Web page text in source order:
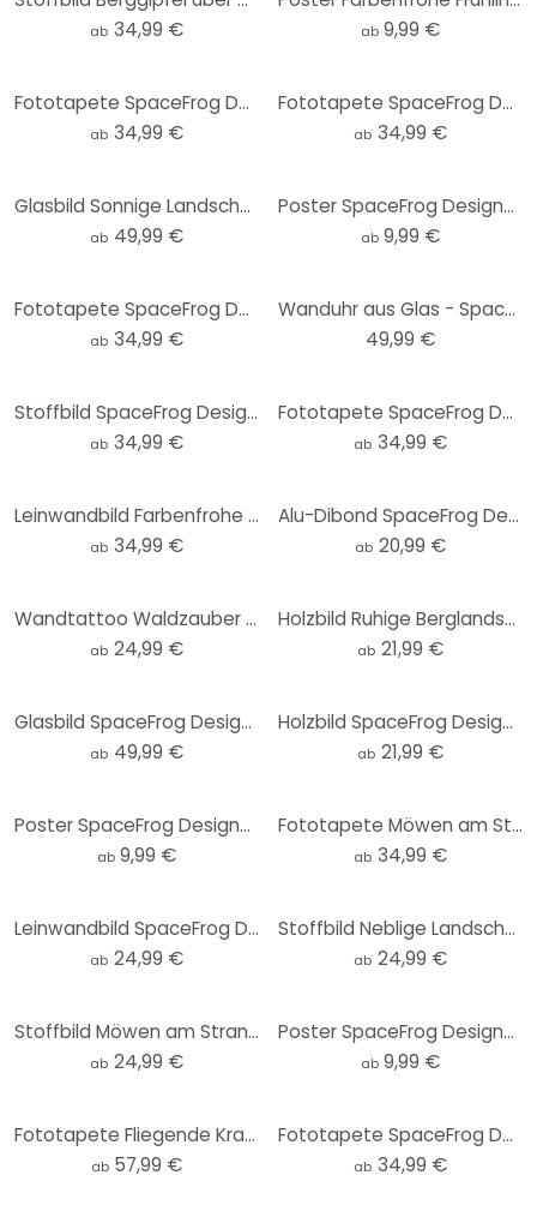
ab 34,99 € ab 9,99 €
Fototapete SpaceFrog Designs - Indigoblau - Rund - Selbstklebend/Vlies
ab 34,99 €
Fototapete SpaceFrog Designs - Goldener Oktopus - Rund - Selbstklebend/Vlies
ab 34,99 €
Glasbild Sonnige Landschaft in Blau und Gold - SpaceFrog Designs - Rund
ab 49,99 €
Poster SpaceFrog Designs - Goldener Oktopus
ab 9,99 €
Fototapete SpaceFrog Designs - Nebliger Wald - Rund - Selbstklebend/Vlies
ab 34,99 €
Wanduhr aus Glas - SpaceFrog Designs - Morgenruhe - Ø 30 cm
49,99 €
Stoffbild SpaceFrog Designs - Herbstmorgen - Panorama
ab 34,99 €
Fototapete SpaceFrog Designs - Blau und Gold - Rund - Selbstklebend/Vlies
ab 34,99 €
Leinwandbild Farbenfrohe Frühlingswiese - SpaceFrog Designs
ab 34,99 €
Alu-Dibond SpaceFrog Designs - Rosa Sonne - Rund
ab 20,99 €
Wandtattoo Waldzauber bei Sonnenuntergang - SpaceFrog Designs - Rund
ab 24,99 €
Holzbild Ruhige Berglandschaft in der Dämmerung - SpaceFrog Designs - Rund
ab 21,99 €
Glasbild SpaceFrog Designs - Verbundenheit - Rund
ab 49,99 €
Holzbild SpaceFrog Designs - Goldener Oktopus - Rund
ab 21,99 €
Poster SpaceFrog Designs - Bernsteinfarbene Sonne
ab 9,99 €
Fototapete Möwen am Strand - SpaceFrog Designs - Rund - Selbstklebend/Vlies
ab 34,99 €
Leinwandbild SpaceFrog Designs - Bernsteinfarbene Sonne
ab 24,99 €
Stoffbild Neblige Landschaft in der Nacht - SpaceFrog Designs
ab 24,99 €
Stoffbild Möwen am Strand - SpaceFrog Designs
ab 24,99 €
Poster SpaceFrog Designs - Herbstmorgen
ab 9,99 €
Fototapete Fliegende Kraniche - SpaceFrog Designs
ab 57,99 €
Fototapete SpaceFrog Designs - Lila Wald - Rund - Selbstklebend/Vlies
ab 34,99 €